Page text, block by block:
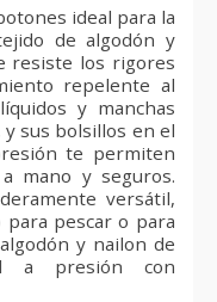
ideal para la
de algodón y
resiste los rigores
repelente al
y manchas
sus bolsillos en el
te permiten
mano y seguros.
versátil,
para pescar o para
y nailon de
a presión con